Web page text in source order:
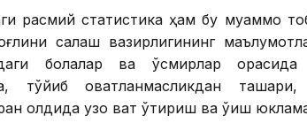
расмий статистика ҳам бу муаммо
сақлаш вазирлигининг
болалар ва ўсмирлар орасида
тўйиб овқатланмасликдан
олдида узоқ вақт ўтириш ва ўқиш